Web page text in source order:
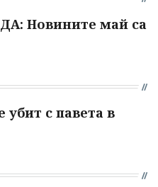
Новините май са
с павета в